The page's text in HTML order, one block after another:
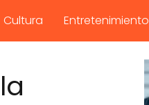
Cultura Entretenimiento